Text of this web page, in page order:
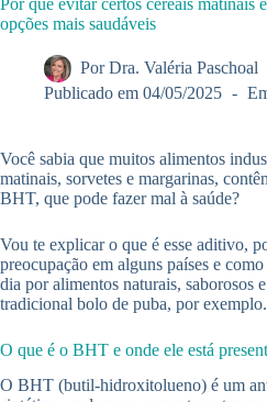
Por que evitar certos cereais matinais
opções mais saudáveis
Por Dra. Valéria Paschoal
Publicado em 04/05/2025
Você sabia que muitos alimentos
matinais, sorvetes e margarinas,
BHT, que pode fazer mal à saúde?
Vou te explicar o que é esse aditivo,
preocupação em alguns países e
dia por alimentos naturais, saborosos
tradicional bolo de puba, por exemplo.
O que é o BHT e onde ele está
O BHT (butil-hidroxitolueno) é um